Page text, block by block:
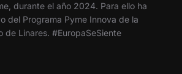
durante el año 2024. Para ello ha
del Programa Pyme Innova de la
de Linares. #EuropaSeSiente